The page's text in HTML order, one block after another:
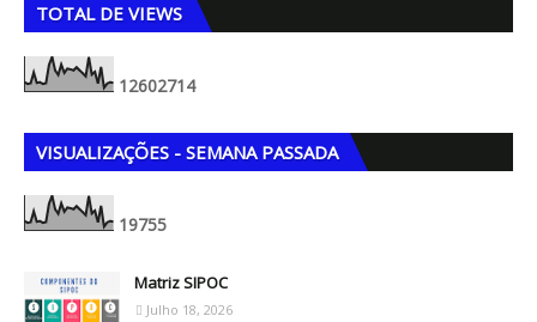
TOTAL DE VIEWS
12602714
VISUALIZAÇÕES - SEMANA PASSADA
19755
Matriz SIPOC
Julho 18, 2026